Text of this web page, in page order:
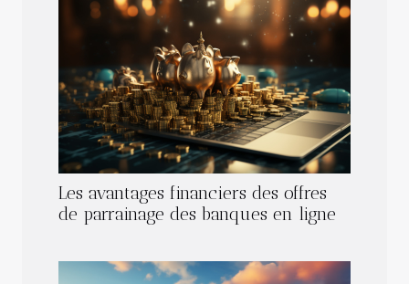
Les avantages financiers des offres
de parrainage des banques en ligne